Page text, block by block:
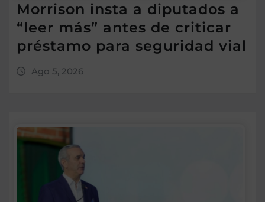
Morrison insta a diputados a
“leer más” antes de criticar
préstamo para seguridad vial
Ago 5, 2026